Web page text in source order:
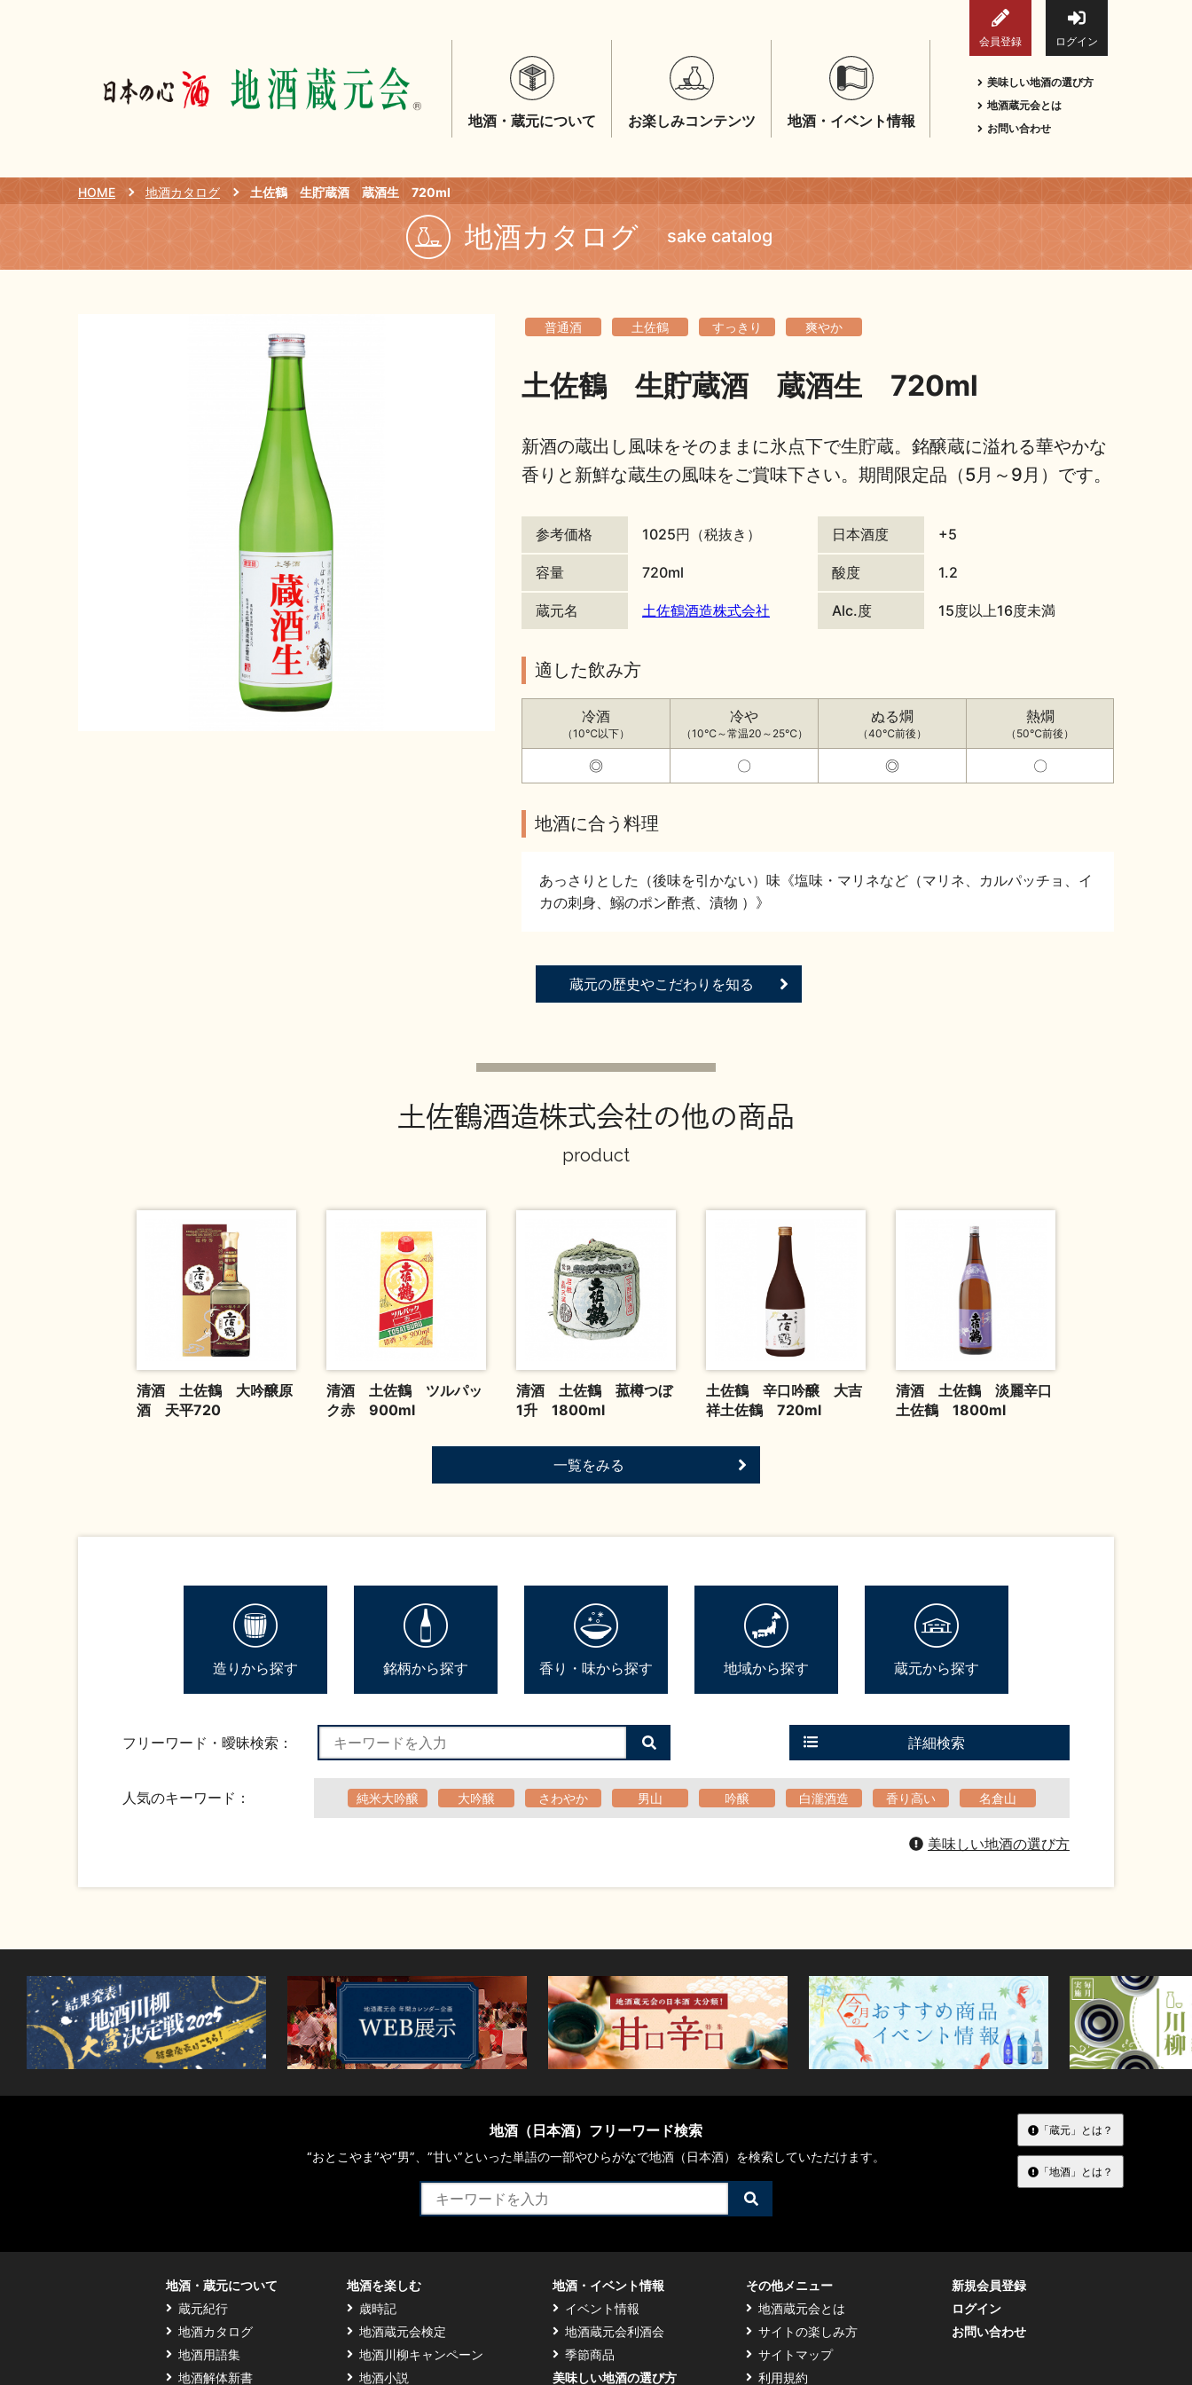
会員登録 ログイン
地酒・蔵元について お楽しみコンテンツ 地酒・イベント情報
美味しい地酒の選び方
地酒蔵元会とは
お問い合わせ
HOME 地酒カタログ 土佐鶴 生貯蔵酒 蔵酒生 720ml
地酒カタログ sake catalog
普通酒 土佐鶴 すっきり 爽やか
土佐鶴 生貯蔵酒 蔵酒生 720ml
新酒の蔵出し風味をそのままに氷点下で生貯蔵。銘醸蔵に溢れる華やかな
香りと新鮮な蔵生の風味をご賞味下さい。期間限定品（5月～9月）です。
参考価格 1025円（税抜き）
容量 720ml
蔵元名 土佐鶴酒造株式会社
日本酒度 +5
酸度 1.2
Alc.度 15度以上16度未満
適した飲み方
冷酒
（10℃以下）
冷や
（10℃～常温20～25℃）
ぬる燗
（40℃前後）
熱燗
（50℃前後）
◎ 〇 ◎ 〇
地酒に合う料理
あっさりとした（後味を引かない）味《塩味・マリネなど（マリネ、カルパッチョ、イ
カの刺身、鰯のポン酢煮、漬物 ）》
蔵元の歴史やこだわりを知る
土佐鶴酒造株式会社の他の商品
product
清酒 土佐鶴 大吟醸原
酒 天平720
清酒 土佐鶴 ツルパッ
ク赤 900ml
清酒 土佐鶴 菰樽つぼ
1升 1800ml
土佐鶴 辛口吟醸 大吉
祥土佐鶴 720ml
清酒 土佐鶴 淡麗辛口
土佐鶴 1800ml
一覧をみる
造りから探す 銘柄から探す 香り・味から探す 地域から探す 蔵元から探す
フリーワード・曖昧検索：
検
索
る
詳細検索
人気のキーワード： 純米大吟醸 大吟醸 さわやか 男山 吟醸 白瀧酒造 香り高い 名倉山
美味しい地酒の選び方
地酒（日本酒）フリーワード検索
“おとこやま”や“男”、”甘い”といった単語の一部やひらがなで地酒（日本酒）を検索していただけます。
検
索
「蔵元」とは？
「地酒」とは？
地酒・蔵元について
蔵元紀行
地酒カタログ
地酒用語集
地酒解体新書
地酒を楽しむ
歳時記
地酒蔵元会検定
地酒川柳キャンペーン
地酒小説
地酒・イベント情報
イベント情報
地酒蔵元会利酒会
季節商品
美味しい地酒の選び方
その他メニュー
地酒蔵元会とは
サイトの楽しみ方
サイトマップ
利用規約
新規会員登録
ログイン
お問い合わせ